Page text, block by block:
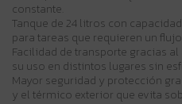
constante.
Tanque de 24 litros con
para tareas que requieren un
Facilidad de transporte gracias
su uso en distintos lugares sin
Mayor seguridad y protección
y el térmico exterior que evita